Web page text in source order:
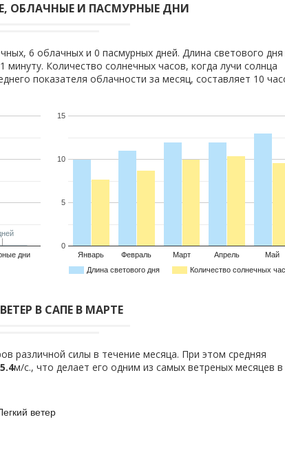
ОБЛАЧНЫЕ И ПАСМУРНЫЕ ДНИ
6 облачных и 0 пасмурных дней. Длина светового дня
минуту. Количество солнечных часов, когда лучи солнца
показателя облачности за месяц, составляет 10
дни
Длина светового дня Количество солнечных
Январь Февраль Март Апрель Май
0
5
10
15
ВЕТЕР В САПЕ В МАРТЕ
различной силы в течение месяца. При этом средняя
5.4м/с., что делает его одним из самых ветреных месяцев в
ветер